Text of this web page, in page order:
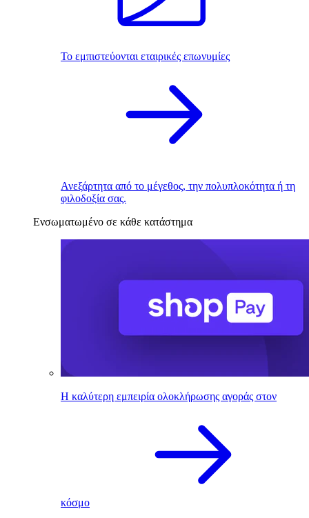
Το εμπιστεύονται εταιρικές επωνυμίες
Ανεξάρτητα από το μέγεθος, την πολυπλοκότητα ή τη
φιλοδοξία σας.
Ενσωματωμένο σε κάθε κατάστημα
Η καλύτερη εμπειρία ολοκλήρωσης αγοράς στον
κόσμο